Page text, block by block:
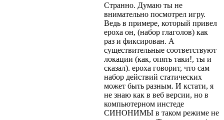
Странно. Думаю ты не
внимательно посмотрел игру.
Ведь в примере, который привел
epoxa он, (набор глаголов) как
раз и фиксирован. А
существительные соответствуют
локации (как, опять таки!, ты и
сказал). epoxa говорит, что сам
набор действий статических
может быть разным. И кстати, я
не знаю как в веб версии, но в
компьютерном инстеде
СИНОНИМЫ в таком режиме не